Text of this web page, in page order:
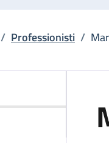
/ Professionisti /
Santoro